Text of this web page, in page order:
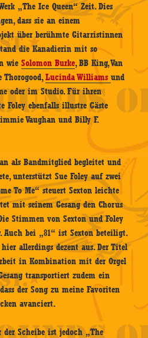
„The Ice Queen“ Zeit. Dies
dass sie an einem
über berühmte Gitarristinnen
die Kanadierin mit so
wieSolomon Burke, BB King, Van
Thorogood,Lucinda Williamsund
oder im Studio. Für ihren
Foley ebenfalls illustre Gäste
Vaughan und Billy F.
als Bandmitglied begleitet und
unterstützt Sue Foley auf zwei
To Me“ steuert Sexton leichte
mit seinem Gesang den Chorus
Stimmen von Sexton und Foley
Auch bei „81“ ist Sexton beteiligt.
allerdings dezent aus. Der Titel
in Kombination mit der Orgel
transportiert zudem ein
der Song zu meine Favoriten
avanciert.
der Scheibe ist jedoch „The